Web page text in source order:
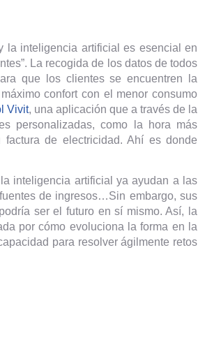
la inteligencia artificial es esencial en
La recogida de los datos de todos
que los clientes se encuentren la
confort con el menor consumo
Vivit, una aplicación que a través de la
personalizadas, como la hora más
de electricidad. Ahí es donde
inteligencia artificial ya ayudan a las
de ingresos…Sin embargo, sus
ser el futuro en sí mismo. Así, la
por cómo evoluciona la forma en la
para resolver ágilmente retos